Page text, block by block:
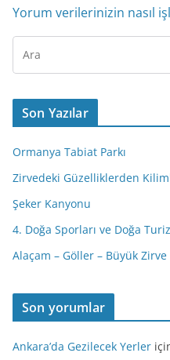
Yorum verilerinizin nasıl
Son Yazılar
Ormanya Tabiat Parkı
Zirvedeki Güzelliklerden
Şeker Kanyonu
4. Doğa Sporları ve Doğa
Alaçam – Göller – Büyük Zirve
Son yorumlar
Ankara’da Gezilecek Yerler